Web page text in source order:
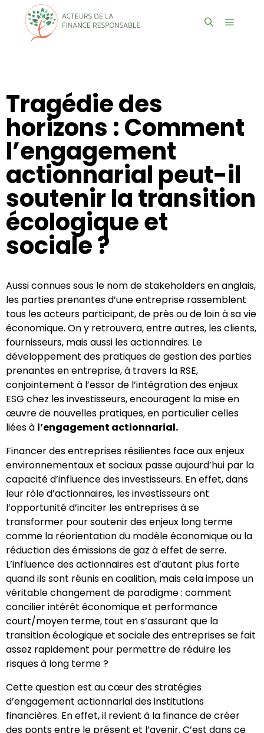
Tragédie des
horizons : Comment
l’engagement
actionnarial peut-il
soutenir la transition
écologique et
sociale ?
Aussi connues sous le nom de stakeholders en anglais,
les parties prenantes d’une entreprise rassemblent
tous les acteurs participant, de près ou de loin à sa vie
économique. On y retrouvera, entre autres, les clients,
fournisseurs, mais aussi les actionnaires. Le
développement des pratiques de gestion des parties
prenantes en entreprise, à travers la RSE,
conjointement à l’essor de l’intégration des enjeux
ESG chez les investisseurs, encouragent la mise en
œuvre de nouvelles pratiques, en particulier celles
liées à l’engagement actionnarial.
Financer des entreprises résilientes face aux enjeux
environnementaux et sociaux passe aujourd’hui par la
capacité d’influence des investisseurs. En effet, dans
leur rôle d’actionnaires, les investisseurs ont
l’opportunité d’inciter les entreprises à se
transformer pour soutenir des enjeux long terme
comme la réorientation du modèle économique ou la
réduction des émissions de gaz à effet de serre.
L’influence des actionnaires est d’autant plus forte
quand ils sont réunis en coalition, mais cela impose un
véritable changement de paradigme : comment
concilier intérêt économique et performance
court/moyen terme, tout en s’assurant que la
transition écologique et sociale des entreprises se fait
assez rapidement pour permettre de réduire les
risques à long terme ?
Cette question est au cœur des stratégies
d’engagement actionnarial des institutions
financières. En effet, il revient à la finance de créer
des ponts entre le présent et l’avenir. C’est dans ce